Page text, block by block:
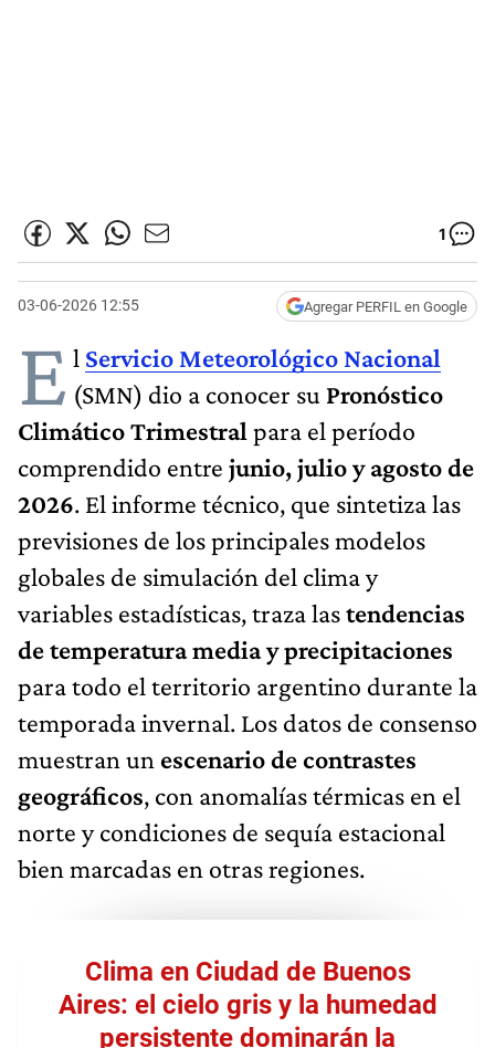
1
03-06-2026 12:55 Agregar PERFIL en Google
E l Servicio Meteorológico Nacional
(SMN) dio a conocer su Pronóstico
Climático Trimestral para el período
comprendido entre junio, julio y agosto de
2026. El informe técnico, que sintetiza las
previsiones de los principales modelos
globales de simulación del clima y
variables estadísticas, traza lastendencias
de temperatura media y precipitaciones
para todo el territorio argentino durante la
temporada invernal. Los datos de consenso
muestran un escenario de contrastes
geográficos, con anomalías térmicas en el
norte y condiciones de sequía estacional
bien marcadas en otras regiones.
Clima en Ciudad de Buenos
Aires: el cielo gris y la humedad
persistente dominarán la